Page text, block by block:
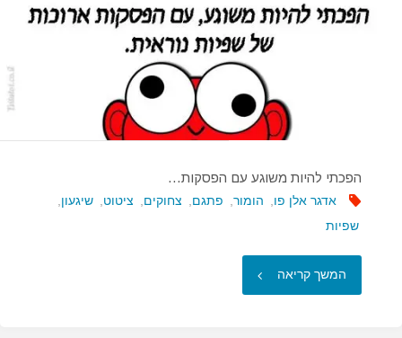
כמו
דאודורנט…"
הפכתי להיות משוגע עם הפסקות…
אדגר אלן פו, הומור, פתגם, צחוקים, ציטוט, שיגעון,
שפיות
המשך קריאה "הפכתי